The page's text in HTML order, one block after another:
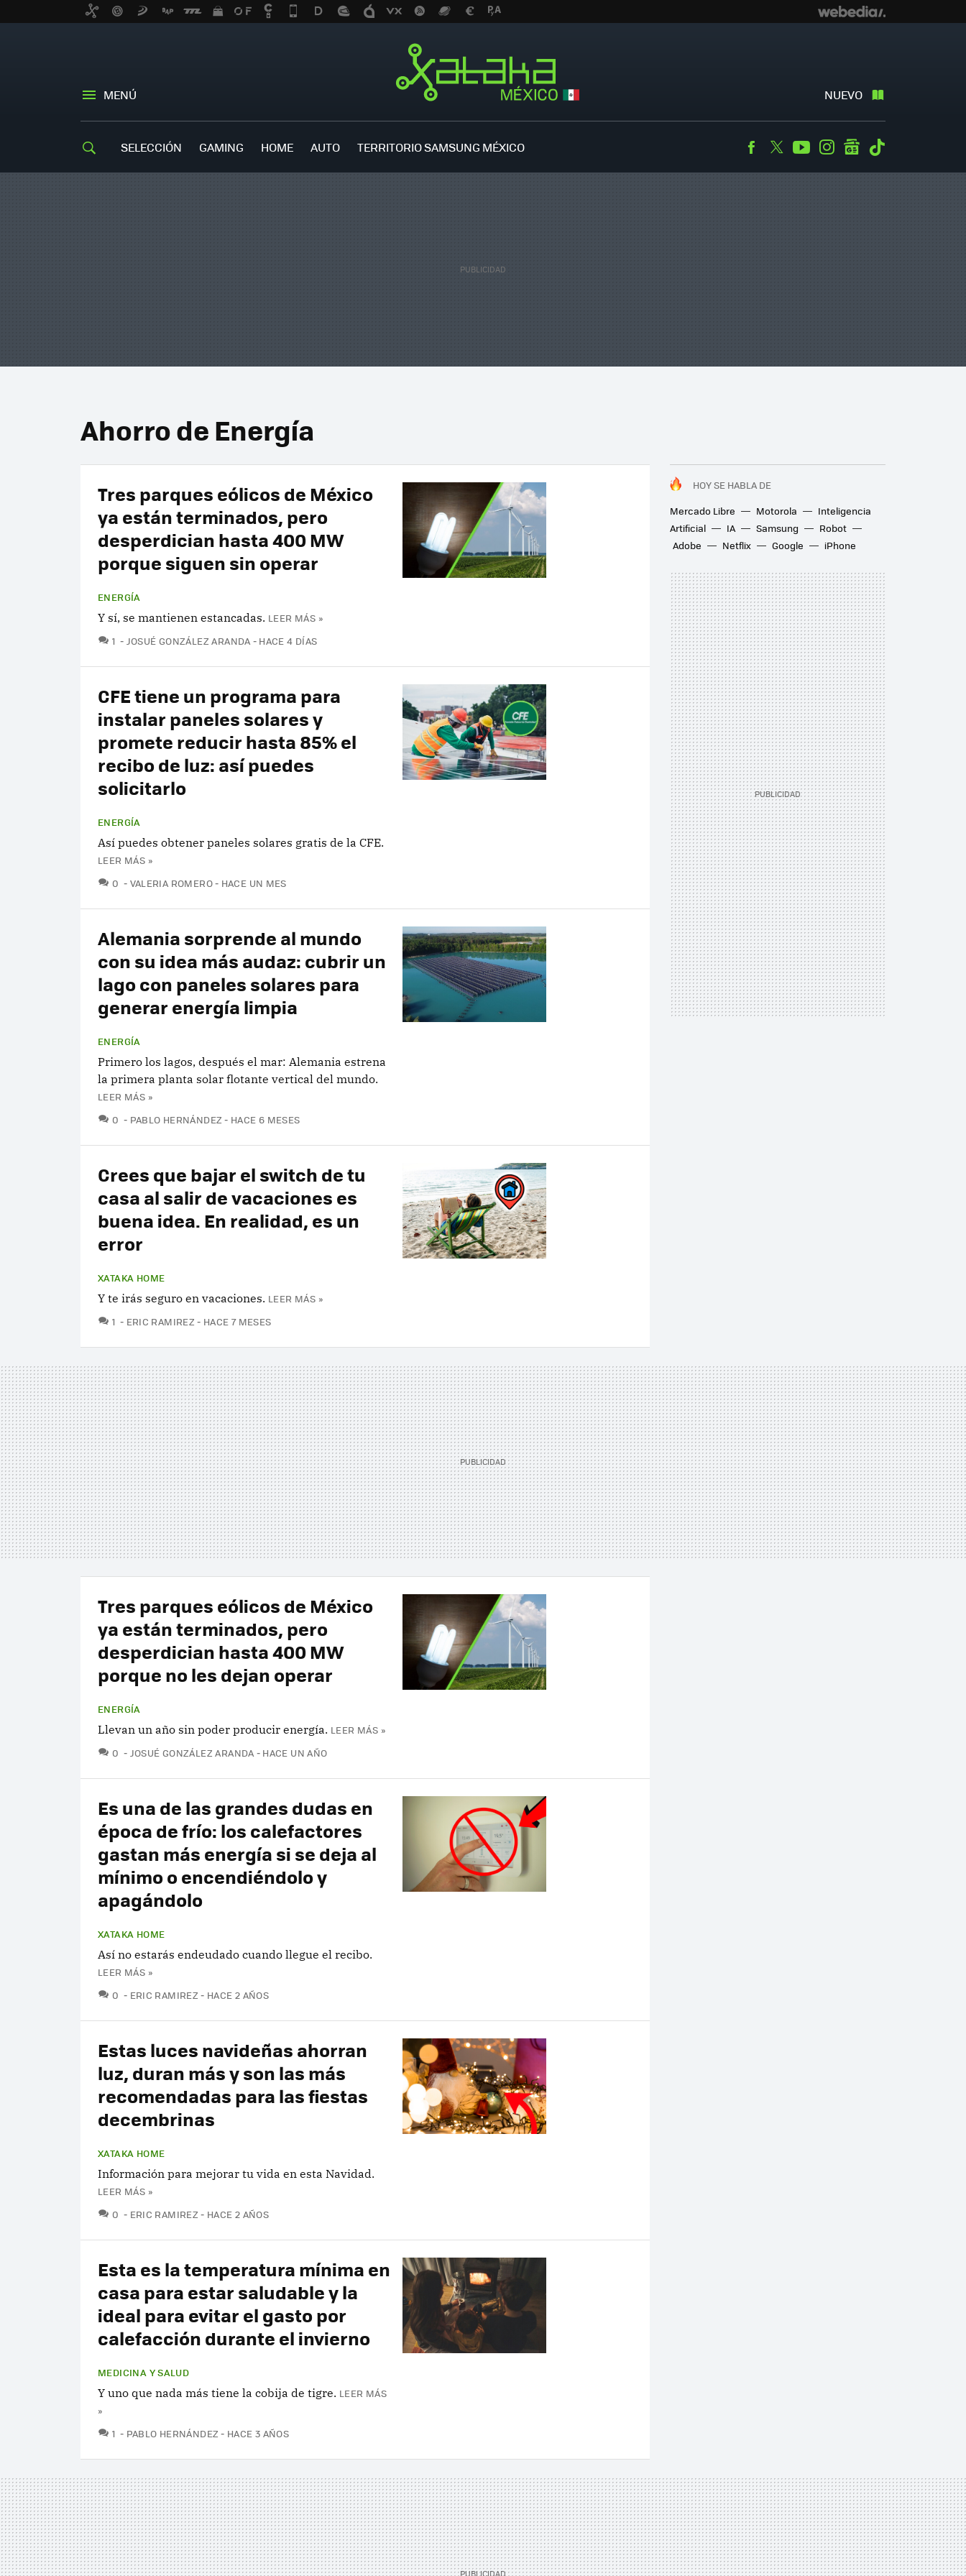
MENÚ NUEVO
SELECCIÓN GAMING HOME AUTO TERRITORIO SAMSUNG MÉXICO Facebook
TwitterYoutubeInstagramgooglenews
Ahorro de Energía
HOY SE HABLA DE
Mercado Libre
Motorola
Inteligencia
Artificial
IA Samsung
Robot
Adobe
Netflix Google iPhone
Tres parques eólicos de México
ya están terminados, pero
desperdician hasta 400 MW
porque siguen sin operar
ENERGÍA
Y sí, se mantienen estancadas. LEER MÁS »
1 COMENTARIOS
JOSUÉ GONZÁLEZ ARANDA HACE 4 DÍAS
CFE tiene un programa para
instalar paneles solares y
promete reducir hasta 85% el
recibo de luz: así puedes
solicitarlo
ENERGÍA
Así puedes obtener paneles solares gratis de la CFE.
LEER MÁS »
0 COMENTARIOS
VALERIA ROMERO HACE UN MES
Alemania sorprende al mundo
con su idea más audaz: cubrir un
lago con paneles solares para
generar energía limpia
ENERGÍA
Primero los lagos, después el mar: Alemania estrena
la primera planta solar flotante vertical del mundo.
LEER MÁS »
0 COMENTARIOS
PABLO HERNÁNDEZ HACE 6 MESES
Crees que bajar el switch de tu
casa al salir de vacaciones es
buena idea. En realidad, es un
error
XATAKA HOME
Y te irás seguro en vacaciones. LEER MÁS »
1 COMENTARIOS
ERIC RAMIREZ HACE 7 MESES
Tres parques eólicos de México
ya están terminados, pero
desperdician hasta 400 MW
porque no les dejan operar
ENERGÍA
Llevan un año sin poder producir energía. LEER MÁS »
0 COMENTARIOS
JOSUÉ GONZÁLEZ ARANDA HACE UN AÑO
Es una de las grandes dudas en
época de frío: los calefactores
gastan más energía si se deja al
mínimo o encendiéndolo y
apagándolo
XATAKA HOME
Así no estarás endeudado cuando llegue el recibo.
LEER MÁS »
0 COMENTARIOS
ERIC RAMIREZ HACE 2 AÑOS
Estas luces navideñas ahorran
luz, duran más y son las más
recomendadas para las fiestas
decembrinas
XATAKA HOME
Información para mejorar tu vida en esta Navidad.
LEER MÁS »
0 COMENTARIOS
ERIC RAMIREZ HACE 2 AÑOS
Esta es la temperatura mínima en
casa para estar saludable y la
ideal para evitar el gasto por
calefacción durante el invierno
MEDICINA Y SALUD
Y uno que nada más tiene la cobija de tigre. LEER MÁS
»
1 COMENTARIOS
PABLO HERNÁNDEZ HACE 3 AÑOS